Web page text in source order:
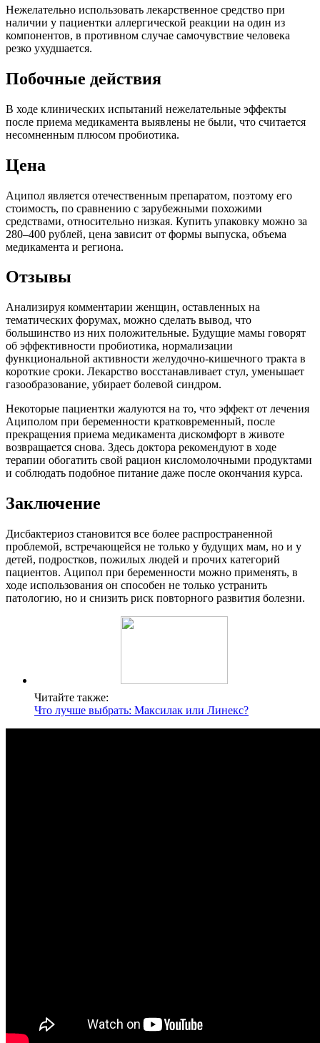
Нежелательно использовать лекарственное средство при
наличии у пациентки аллергической реакции на один из
компонентов, в противном случае самочувствие человека
резко ухудшается.
Побочные действия
В ходе клинических испытаний нежелательные эффекты
после приема медикамента выявлены не были, что считается
несомненным плюсом пробиотика.
Цена
Аципол является отечественным препаратом, поэтому его
стоимость, по сравнению с зарубежными похожими
средствами, относительно низкая. Купить упаковку можно за
280–400 рублей, цена зависит от формы выпуска, объема
медикамента и региона.
Отзывы
Анализируя комментарии женщин, оставленных на
тематических форумах, можно сделать вывод, что
большинство из них положительные. Будущие мамы говорят
об эффективности пробиотика, нормализации
функциональной активности желудочно-кишечного тракта в
короткие сроки. Лекарство восстанавливает стул, уменьшает
газообразование, убирает болевой синдром.
Некоторые пациентки жалуются на то, что эффект от лечения
Ациполом при беременности кратковременный, после
прекращения приема медикамента дискомфорт в животе
возвращается снова. Здесь доктора рекомендуют в ходе
терапии обогатить свой рацион кисломолочными продуктами
и соблюдать подобное питание даже после окончания курса.
Заключение
Дисбактериоз становится все более распространенной
проблемой, встречающейся не только у будущих мам, но и у
детей, подростков, пожилых людей и прочих категорий
пациентов. Аципол при беременности можно применять, в
ходе использования он способен не только устранить
патологию, но и снизить риск повторного развития болезни.
Читайте также:
Что лучше выбрать: Максилак или Линекс?